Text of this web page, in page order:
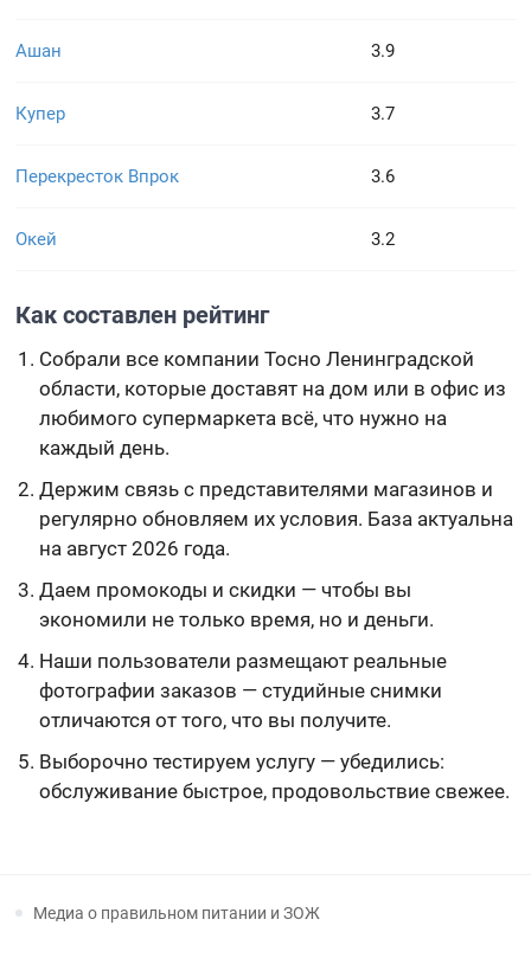
Ашан 3.9
Купер 3.7
Перекресток Впрок 3.6
Окей 3.2
Как составлен рейтинг
Собрали все компании Тосно Ленинградской
области, которые доставят на дом или в офис из
любимого супермаркета всё, что нужно на
каждый день.
Держим связь с представителями магазинов и
регулярно обновляем их условия. База актуальна
на август 2026 года.
Даем промокоды и скидки — чтобы вы
экономили не только время, но и деньги.
Наши пользователи размещают реальные
фотографии заказов — студийные снимки
отличаются от того, что вы получите.
Выборочно тестируем услугу — убедились:
обслуживание быстрое, продовольствие свежее.
Медиа о правильном питании и ЗОЖ